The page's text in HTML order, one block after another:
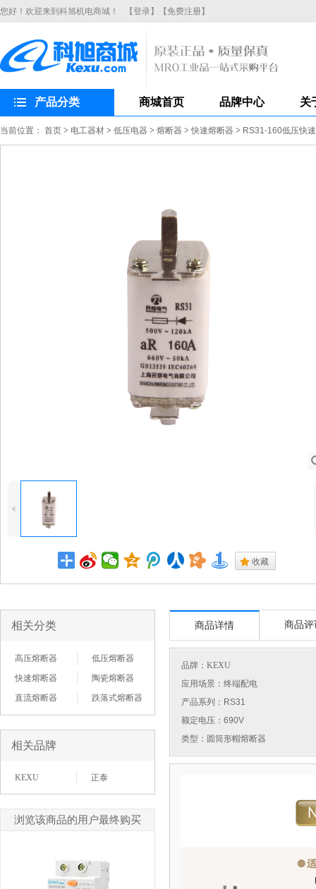
您好！欢迎来到科旭机电商城！ 【登录】 【免费注册】
产品分类 商城首页 品牌中心 关
当前位置： 首页 > 电工器材 > 低压电器 > 熔断器 > 快速熔断器 > RS31-160低压快
4
. 收藏
相关分类
高压熔断器
低压熔断器
快速熔断器
陶瓷熔断器
直流熔断器
跌落式熔断器
相关品牌
KEXU 正泰
浏览该商品的用户最终购买
商品详情 商品评
品牌： KEXU
应用场景：终端配电
产品系列：RS31
额定电压：690V
类型：圆筒形帽熔断器